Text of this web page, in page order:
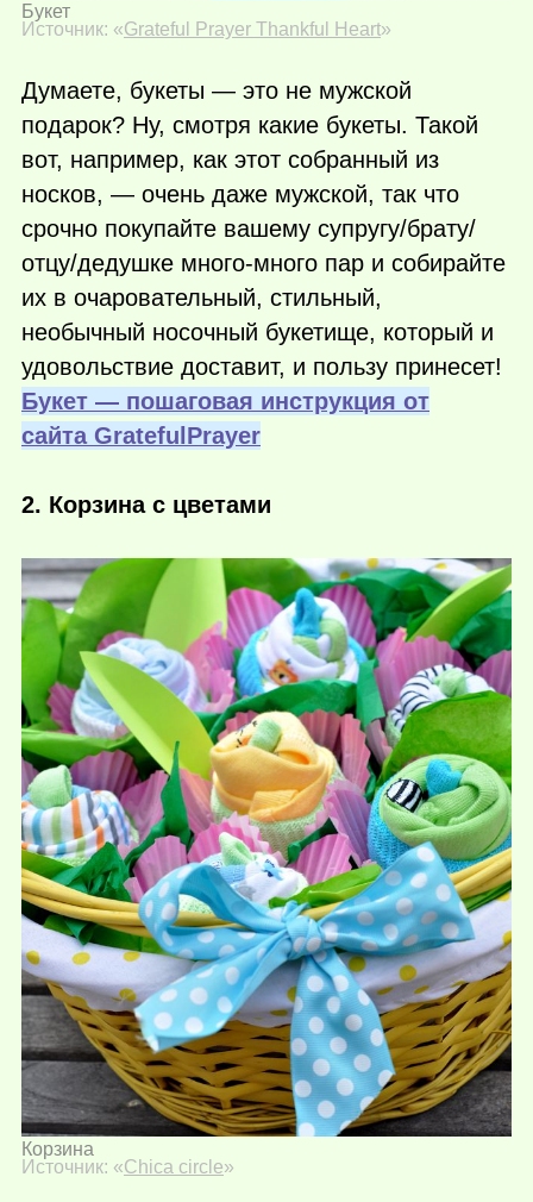
Букет
Источник: «Grateful Prayer Thankful Heart»
Думаете, букеты — это не мужской
подарок? Ну, смотря какие букеты. Такой
вот, например, как этот собранный из
носков, — очень даже мужской, так что
срочно покупайте вашему супругу/брату/
отцу/дедушке много-много пар и собирайте
их в очаровательный, стильный,
необычный носочный букетище, который и
удовольствие доставит, и пользу принесет!
Букет — пошаговая инструкция от
сайта GratefulPrayer
2. Корзина с цветами
Корзина
Источник: «Chica circle»